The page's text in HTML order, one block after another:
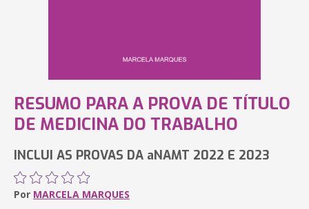
RESUMO PARA A PROVA DE TÍTULO
DE MEDICINA DO TRABALHO
INCLUI AS PROVAS DA aNAMT 2022 E 2023
Por MARCELA MARQUES